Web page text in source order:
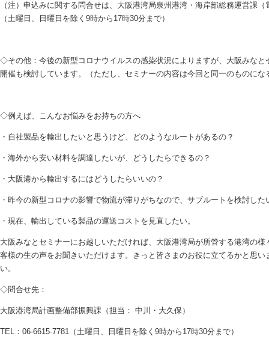
（注）申込みに関する問合せは、大阪港湾局泉州港湾・海岸部総務運営課
（土曜日、日曜日を除く9時から17時30分まで）
◇その他：今後の新型コロナウイルスの感染状況によりますが、大阪みなと
開催も検討しています。（ただし、セミナーの内容は今回と同一のものにな
◇例えば、こんなお悩みをお持ちの方へ
・自社製品を輸出したいと思うけど、どのようなルートがあるの？
・海外から安い材料を調達したいが、どうしたらできるの？
・大阪港から輸出するにはどうしたらいいの？
・昨今の新型コロナの影響で物流が滞りがちなので、サブルートを検討した
・現在、輸出している製品の運送コストを見直したい。
大阪みなとセミナーにお越しいただければ、大阪港湾局が所管する港湾の
客様の生の声をお聞きいただけます。きっと皆さまのお役に立てるかと思
い。
◇問合せ先：
大阪港湾局計画整備部振興課（担当： 中川・大久保）
TEL：06-6615-7781（土曜日、日曜日を除く9時から17時30分まで）